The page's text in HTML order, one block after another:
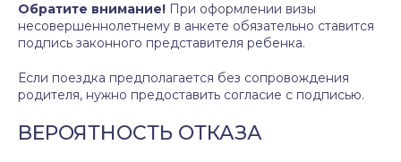
Обратите внимание! При оформлении визы
несовершеннолетнему в анкете обязательно ставится
подпись законного представителя ребенка.
Если поездка предполагается без сопровождения
родителя, нужно предоставить согласие с подписью.
ВЕРОЯТНОСТЬ ОТКАЗА